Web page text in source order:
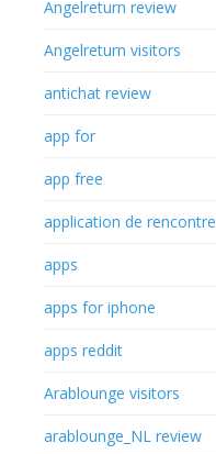
Angelreturn review
Angelreturn visitors
antichat review
app for
app free
application de rencontre
apps
apps for iphone
apps reddit
Arablounge visitors
arablounge_NL review